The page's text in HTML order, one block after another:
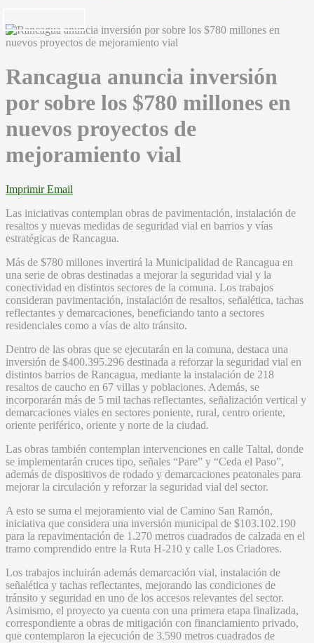
Rancagua anuncia inversión
por sobre los $780 millones en
nuevos proyectos de
mejoramiento vial
Imprimir Email
Las iniciativas contemplan obras de pavimentación, instalación de
resaltos y nuevas medidas de seguridad vial en barrios y vías
estratégicas de Rancagua.
Más de $780 millones invertirá la Municipalidad de Rancagua en
una serie de obras destinadas a mejorar la seguridad vial y la
conectividad en distintos sectores de la comuna. Los trabajos
consideran pavimentación, instalación de resaltos, señalética, tachas
reflectantes y demarcaciones, beneficiando tanto a sectores
residenciales como a vías de alto tránsito.
Dentro de las obras que se ejecutarán en la comuna, destaca una
inversión de $400.395.296 destinada a reforzar la seguridad vial en
distintos barrios de Rancagua, mediante la instalación de 218
resaltos de caucho en 67 villas y poblaciones. Además, se
incorporarán más de 5 mil tachas reflectantes, señalización vertical y
demarcaciones viales en sectores poniente, rural, centro oriente,
oriente periférico, oriente y norte de la ciudad.
Las obras también contemplan intervenciones en calle Taltal, donde
se implementarán cruces tipo, señales “Pare” y “Ceda el Paso”,
además de dispositivos de rodado y demarcaciones peatonales para
mejorar la circulación y reforzar la seguridad vial del sector.
A esto se suma el mejoramiento vial de Camino San Ramón,
iniciativa que considera una inversión municipal de $103.102.190
para la repavimentación de 1.270 metros cuadrados de calzada en el
tramo comprendido entre la Ruta H-210 y calle Los Criadores.
Los trabajos incluirán además demarcación vial, instalación de
señalética y tachas reflectantes, mejorando las condiciones de
tránsito y seguridad en uno de los accesos relevantes del sector.
Asimismo, el proyecto ya cuenta con una primera etapa finalizada,
correspondiente a obras de mitigación con financiamiento privado,
que contemplaron la ejecución de 3.590 metros cuadrados de